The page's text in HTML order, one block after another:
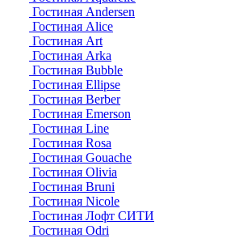
Гостиная Andersen
Гостиная Alice
Гостиная Art
Гостиная Arka
Гостиная Bubble
Гостиная Ellipse
Гостиная Berber
Гостиная Emerson
Гостиная Line
Гостиная Rosa
Гостиная Gouache
Гостиная Olivia
Гостиная Bruni
Гостиная Nicole
Гостиная Лофт СИТИ
Гостиная Odri